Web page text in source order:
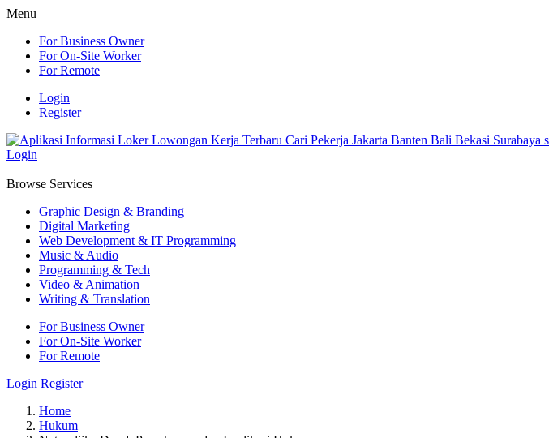
Menu
For Business Owner
For On-Site Worker
For Remote
Login
Register
Login
Browse Services
Graphic Design & Branding
Digital Marketing
Web Development & IT Programming
Music & Audio
Programming & Tech
Video & Animation
Writing & Translation
For Business Owner
For On-Site Worker
For Remote
Login Register
Home
Hukum